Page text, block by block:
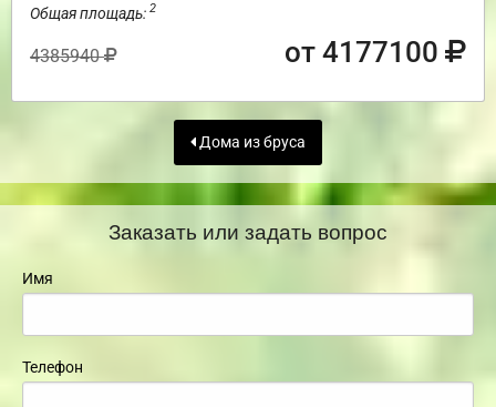
Общая площадь: 2
4385940 от 4177100
Дома из бруса
Заказать или задать вопрос
Имя
Телефон